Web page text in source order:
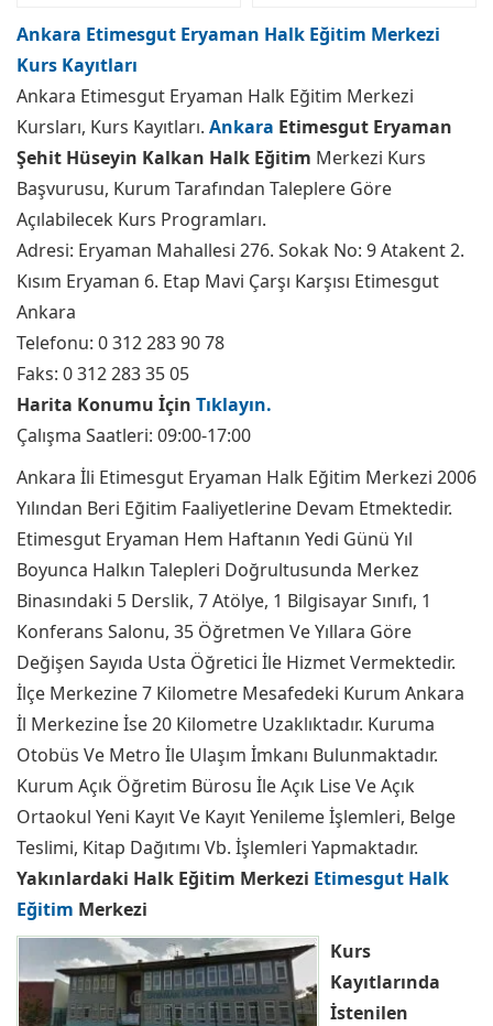
Ankara Etimesgut Eryaman Halk Eğitim Merkezi
Kurs Kayıtları
Ankara Etimesgut Eryaman Halk Eğitim Merkezi
Kursları, Kurs Kayıtları. Ankara Etimesgut Eryaman
Şehit Hüseyin Kalkan Halk Eğitim Merkezi Kurs
Başvurusu, Kurum Tarafından Taleplere Göre
Açılabilecek Kurs Programları.
Adresi: Eryaman Mahallesi 276. Sokak No: 9 Atakent 2.
Kısım Eryaman 6. Etap Mavi Çarşı Karşısı Etimesgut
Ankara
Telefonu: 0 312 283 90 78
Faks: 0 312 283 35 05
Harita Konumu İçin Tıklayın.
Çalışma Saatleri: 09:00-17:00
Ankara İli Etimesgut Eryaman Halk Eğitim Merkezi 2006
Yılından Beri Eğitim Faaliyetlerine Devam Etmektedir.
Etimesgut Eryaman Hem Haftanın Yedi Günü Yıl
Boyunca Halkın Talepleri Doğrultusunda Merkez
Binasındaki 5 Derslik, 7 Atölye, 1 Bilgisayar Sınıfı, 1
Konferans Salonu, 35 Öğretmen Ve Yıllara Göre
Değişen Sayıda Usta Öğretici İle Hizmet Vermektedir.
İlçe Merkezine 7 Kilometre Mesafedeki Kurum Ankara
İl Merkezine İse 20 Kilometre Uzaklıktadır. Kuruma
Otobüs Ve Metro İle Ulaşım İmkanı Bulunmaktadır.
Kurum Açık Öğretim Bürosu İle Açık Lise Ve Açık
Ortaokul Yeni Kayıt Ve Kayıt Yenileme İşlemleri, Belge
Teslimi, Kitap Dağıtımı Vb. İşlemleri Yapmaktadır.
Yakınlardaki Halk Eğitim Merkezi Etimesgut Halk
Eğitim Merkezi
Kurs
Kayıtlarında
İstenilen